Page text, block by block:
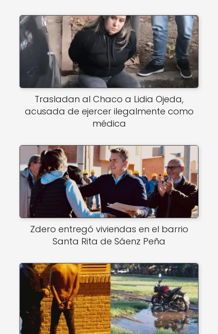
Trasladan al Chaco a Lidia Ojeda,
acusada de ejercer ilegalmente como
médica
Zdero entregó viviendas en el barrio
Santa Rita de Sáenz Peña